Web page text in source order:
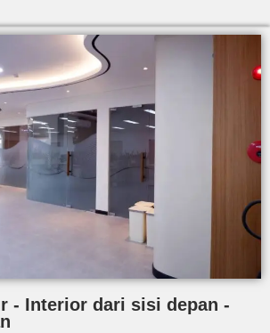
- Interior dari sisi depan -